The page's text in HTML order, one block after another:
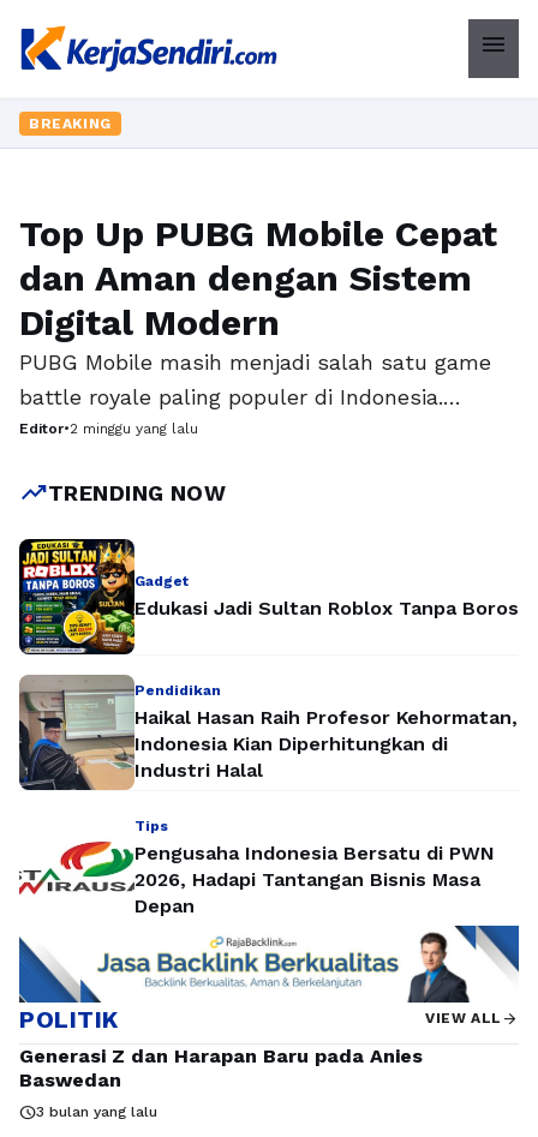
menu
BREAKING
GADGET
Top Up PUBG Mobile Cepat
dan Aman dengan Sistem
Digital Modern
PUBG Mobile masih menjadi salah satu game
battle royale paling populer di Indonesia.
Beragam mode permainan, pembaruan rutin,
membuat jutaan pemain terus aktif setiap
harinya. Untuk mendapatkan pengalaman
bermain yang lebih maksimal, banyak pemain
memilih melakukan top up PUBG Mobile agar
dapat memperoleh Unknown Cash (UC) dengan
mudah. Saat ini, layanan …
Editor•2 minggu yang lalu
trending_upTRENDING NOW
Gadget
Edukasi Jadi Sultan Roblox Tanpa Boros
Pendidikan
Haikal Hasan Raih Profesor Kehormatan,
Indonesia Kian Diperhitungkan di
Industri Halal
Tips
Pengusaha Indonesia Bersatu di PWN
2026, Hadapi Tantangan Bisnis Masa
Depan
POLITIK VIEW ALL arrow_forward
Generasi Z dan Harapan Baru pada Anies
Baswedan
schedule3 bulan yang lalu